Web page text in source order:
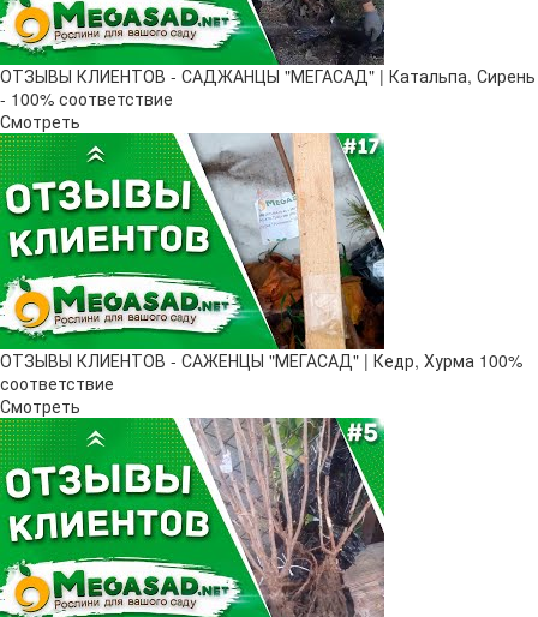
ОТЗЫВЫ КЛИЕНТОВ - САДЖАНЦЫ "МЕГАСАД" | Катальпа, Сирень
- 100% соответствие
Смотреть
ОТЗЫВЫ КЛИЕНТОВ - САЖЕНЦЫ "МЕГАСАД" | Кедр, Хурма 100%
соответствие
Смотреть